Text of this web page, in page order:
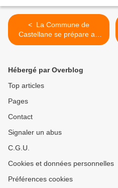
< La Commune de
Castellane se prépare au
passage du Tour de
Hébergé par Overblog
Top articles
Pages
Contact
Signaler un abus
C.G.U.
Cookies et données personnelles
Préférences cookies